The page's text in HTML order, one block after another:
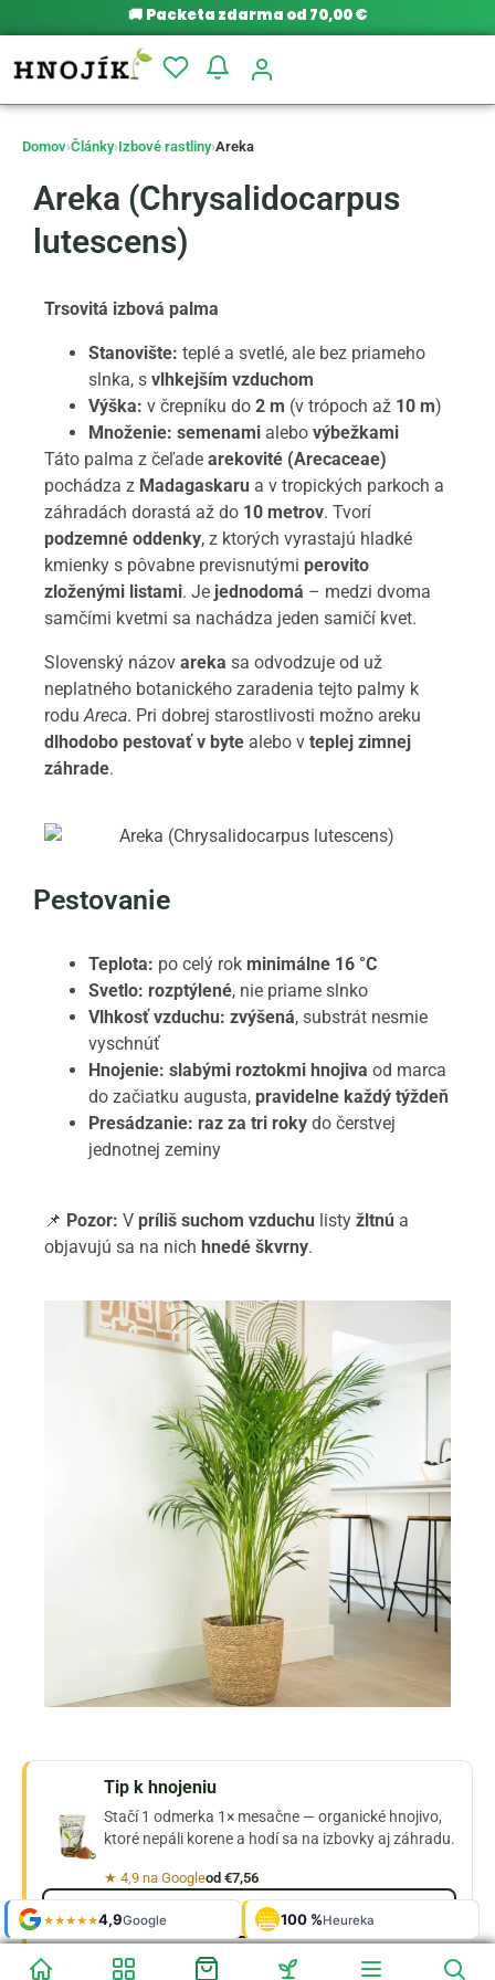
🚚 Packeta zdarma od 70,00 €
Domov›Články›Izbové rastliny›Areka
Areka (Chrysalidocarpus
lutescens)
Trsovitá izbová palma
Stanovište: teplé a svetlé, ale bez priameho
slnka, s vlhkejším vzduchom
Výška: v črepníku do 2 m (v trópoch až 10 m)
Množenie: semenami alebo výbežkami
Táto palma z čeľade arekovité (Arecaceae)
pochádza z Madagaskaru a v tropických parkoch a
záhradách dorastá až do 10 metrov. Tvorí
podzemné oddenky, z ktorých vyrastajú hladké
kmienky s pôvabne previsnutými perovito
zloženými listami. Je jednodomá – medzi dvoma
samčími kvetmi sa nachádza jeden samičí kvet.
Slovenský názov areka sa odvodzuje od už
neplatného botanického zaradenia tejto palmy k
roduAreca. Pri dobrej starostlivosti možno areku
dlhodobo pestovať v byte alebo v teplej zimnej
záhrade.
Pestovanie
Teplota: po celý rok minimálne 16 °C
Svetlo: rozptýlené, nie priame slnko
Vlhkosť vzduchu: zvýšená, substrát nesmie
vyschnúť
Hnojenie: slabými roztokmi hnojiva od marca
do začiatku augusta, pravidelne každý týždeň
Presádzanie: raz za tri roky do čerstvej
jednotnej zeminy
📌 Pozor: V príliš suchom vzduchu listy žltnú a
objavujú sa na nich hnedé škvrny.
Tip k hnojeniu
Stačí 1 odmerka 1× mesačne — organické hnojivo,
ktoré nepáli korene a hodí sa na izbovky aj záhradu.
★ 4,9 na Googleod €7,56
Pozrieť Hnojík
★★★★★4,9Google OVĚŘENO
ZÁKAZNÍKY
Heureka 100 %Heureka
Shop roku'24 + '25 Galerie925 fotek
★★★★★4,9Google OVĚŘENO
ZÁKAZNÍKY
Heureka 100 %Heureka
Shop roku'24 + '25 Galerie925 fotek